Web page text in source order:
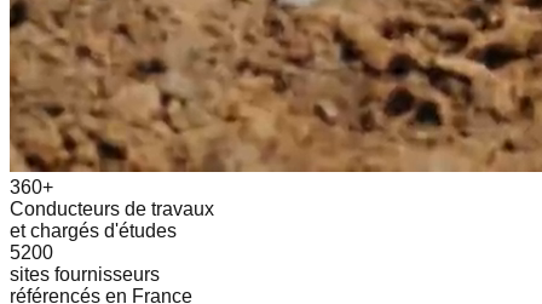
360+
Conducteurs de travaux
et chargés d'études
5200
sites fournisseurs
référencés en France